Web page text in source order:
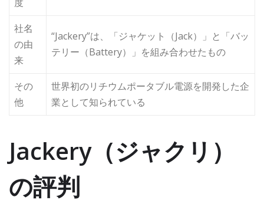
社名
の由
来
“Jackery”は、「ジャケット（Jack）」と「バッ
テリー（Battery）」を組み合わせたもの
その
他
世界初のリチウムポータブル電源を開発した企
業として知られている
Jackery（ジャクリ）
の評判